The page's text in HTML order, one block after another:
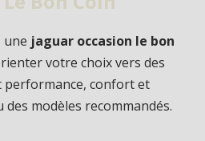
une jaguar occasion le bon
votre choix vers des
performance, confort et
modèles recommandés.